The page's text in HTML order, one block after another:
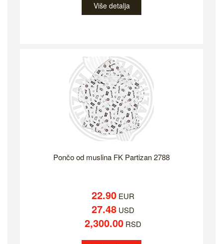
Više detalja
Pončo od muslina FK Partizan 2788
22.90EUR
27.48USD
2,300.00RSD